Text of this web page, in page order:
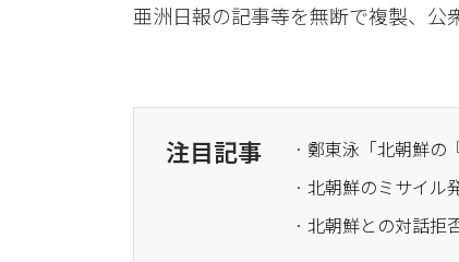
亜洲日報の記事等を無断で複製、公
注目記事
· 鄭東泳「北朝鮮の
· 北朝鮮のミサイ
· 北朝鮮との対話